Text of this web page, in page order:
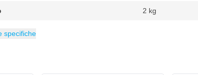
2 kg
massima m²
6095706089019
di brillantezza
specifiche